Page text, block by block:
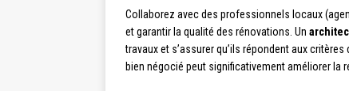
Collaborez avec des professionnels locaux
et garantir la qualité des rénovations. Un
travaux et s’assurer qu’ils répondent aux
bien négocié peut significativement améliorer la